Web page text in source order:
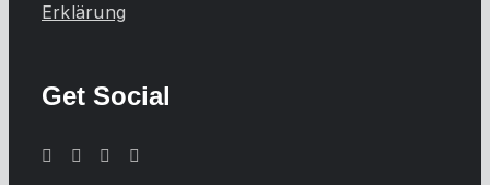
Erklärung
Get Social